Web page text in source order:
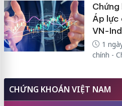
Áp lực
VN-
1
chính -
CHỨNG KHOÁN VIỆT NAM